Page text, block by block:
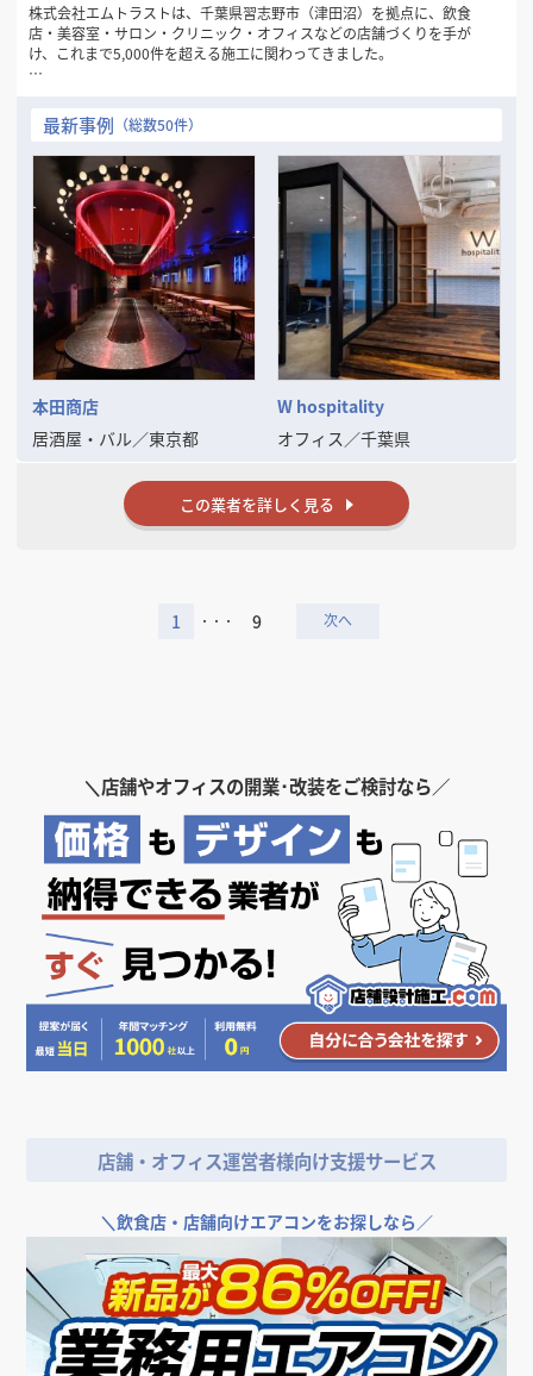
株式会社エムトラストは、千葉県習志野市（津田沼）を拠点に、飲食
店・美容室・サロン・クリニック・オフィスなどの店舗づくりを手が
け、これまで5,000件を超える施工に関わってきました。
ナー」であることです。物件探しの段階からご相談を受け、現地調査、
お見積り、デザイン提案、着工、お引き渡し、そして開業後まで、担当
が最後まで並走します。設計と施工が別会社に分かれていないため、要
望が伝わらない、工程ごとに担当が変わって説明をやり直す、といった
ことがありません。
代表の高橋は16歳で大工の道に入り、現場に立ち続けてきました。この
坪数で席数はいくつ取れるか、、この物件で排気は通せるか、どこにい
くら費用が跳ねるかを、打ち合わせの場でお答えできます。持ち帰って
一週間お待たせする、ということがありません。
内装業界には、返信が来ない、専門用語ばかりで話が見えない、見積り
が「一式」で中身が分からない、といった不透明さがまだ残っていま
す。それを自分たちからなくしていきたいと考え、YouTube「内装工事
ちゃんねる」でも、費用の内訳や業者の選び方を包み隠さず発信してい
ます。
のご相談が、実は最も多くいただくご依頼のきっかけです。無理に契約
をお勧めすることはありませんので、どうぞお気軽にお声がけくださ
対応し、電気容量・給排水・ガス・排気といったインフラを契約前に確
ニック・医院／オフィス・事務所／物販店
【対応業務】
物件探し・内覧同行／現地調査／デザイン設計／実施設計／内装施工／
設備工事（電気・給排水・空調換気）／什器・造作／看板・サイン／各
種申請サポート／店舗の新築
【物件種別】
居抜き・スケルトンいずれも対応。施工のみのご依頼もご相談いただけ
ます。
【関連事業】
注文住宅、アパート・収益建築、ガーデンエクステリア。外構やファ
サードまで含めた計画にも対応できます。
お電話・フォーム・オンラインで承ります。最短即日で対応します。
ご契約前の物件でも、内覧に同行します。インフラと法規面を確認しま
3. プラン・お見積りのご提示
内訳を明示したお見積りとあわせて、デザインプランをご提案します。
4. 実施設計
仕様を一つずつ確認しながら、図面を確定させます。
最新事例 （総数50件）
本田商店
居酒屋・バル／東京都
W hospitality
オフィス ／千葉県
この業者を詳しく見る
1 ・・・ 9
＼店舗やオフィスの開業･改装をご検討なら／
店舗・オフィス運営者様向け支援サービス
＼飲食店・店舗向けエアコンをお探しなら／